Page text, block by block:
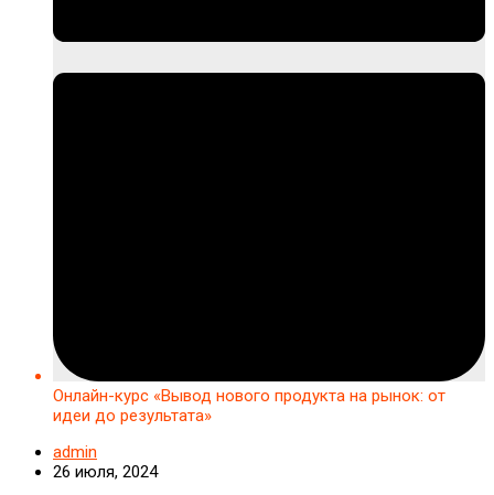
Онлайн-курс «Вывод нового продукта на рынок: от
идеи до результата»
admin
26 июля, 2024